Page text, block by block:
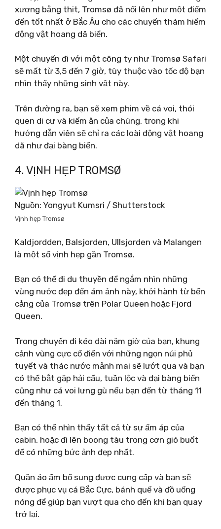
xương bằng thịt, Tromsø đã nổi lên như một điểm
đến tốt nhất ở Bắc Âu cho các chuyến thám hiểm
động vật hoang dã biển.
Một chuyến đi với một công ty như Tromsø Safari
sẽ mất từ ​​3,5 đến 7 giờ, tùy thuộc vào tốc độ bạn
nhìn thấy những sinh vật này.
Trên đường ra, bạn sẽ xem phim về cá voi, thói
quen di cư và kiếm ăn của chúng, trong khi
hướng dẫn viên sẽ chỉ ra các loài động vật hoang
dã như đại bàng biển.
4. VỊNH HẸP TROMSØ
Nguồn: Yongyut Kumsri / Shutterstock
Vịnh hẹp Tromsø
Kaldjordden, Balsjorden, Ullsjorden và Malangen
là một số vịnh hẹp gần Tromsø.
Bạn có thể đi du thuyền để ngắm nhìn những
vùng nước đẹp đến ám ảnh này, khởi hành từ bến
cảng của Tromsø trên Polar Queen hoặc Fjord
Queen.
Trong chuyến đi kéo dài năm giờ của bạn, khung
cảnh vùng cực cổ điển với những ngọn núi phủ
tuyết và thác nước mảnh mai sẽ lướt qua và bạn
có thể bắt gặp hải cẩu, tuần lộc và đại bàng biển
cũng như cá voi lưng gù nếu bạn đến từ tháng 11
đến tháng 1.
Bạn có thể nhìn thấy tất cả từ sự ấm áp của
cabin, hoặc đi lên boong tàu trong cơn gió buốt
để có những bức ảnh đẹp nhất.
Quần áo ấm bổ sung được cung cấp và bạn sẽ
được phục vụ cá Bắc Cực, bánh quế và đồ uống
nóng để giúp bạn vượt qua cho đến khi bạn quay
trở lại.